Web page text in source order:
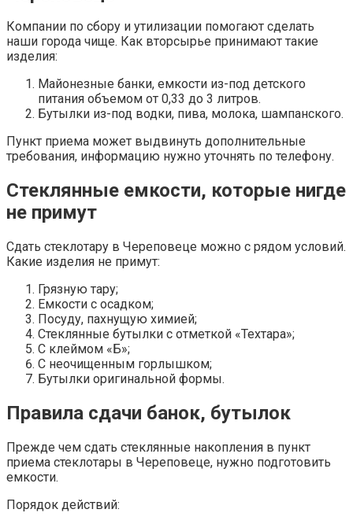
Компании по сбору и утилизации помогают сделать
наши города чище. Как вторсырье принимают такие
изделия:
Майонезные банки, емкости из-под детского
питания объемом от 0,33 до 3 литров.
Бутылки из-под водки, пива, молока, шампанского.
Пункт приема может выдвинуть дополнительные
требования, информацию нужно уточнять по телефону.
Стеклянные емкости, которые нигде
не примут
Сдать стеклотару в Череповеце можно с рядом условий.
Какие изделия не примут:
Грязную тару;
Емкости с осадком;
Посуду, пахнущую химией;
Стеклянные бутылки с отметкой «Техтара»;
С клеймом «Б»;
С неочищенным горлышком;
Бутылки оригинальной формы.
Правила сдачи банок, бутылок
Прежде чем сдать стеклянные накопления в пункт
приема стеклотары в Череповеце, нужно подготовить
емкости.
Порядок действий: